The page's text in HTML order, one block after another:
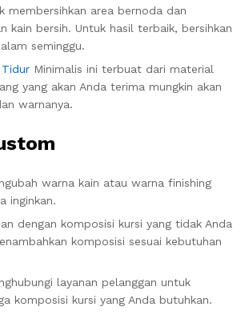
membersihkan area bernoda dan
kain bersih. Untuk hasil terbaik, bersihkan
seminggu.
Minimalis ini terbuat dari material
yang akan Anda terima mungkin akan
warnanya.
warna kain atau warna finishing
inginkan.
dengan komposisi kursi yang tidak Anda
komposisi sesuai kebutuhan
layanan pelanggan untuk
komposisi kursi yang Anda butuhkan.